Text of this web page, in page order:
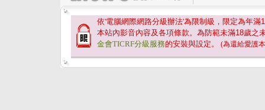
依'電腦網際網路分級辦法'為限制級，限定為年滿
本站內影音內容及各項條款。為防範未滿18歲之
金會TICRF分級服務的安裝與設定。 (為還給愛護